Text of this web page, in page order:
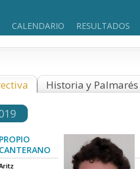
CALENDARIO RESULTADOS
Historia y Palmarés
PROPIO
CANTERANO